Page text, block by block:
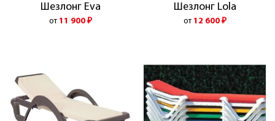
Шезлонг Eva
от 11 900 ₽
Шезлонг Lola
от 12 600 ₽